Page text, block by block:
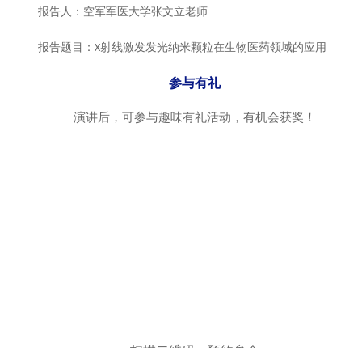
报告人：空军军医大学张文立老师
报告题目：X射线激发发光纳米颗粒在生物医药领域的应用
参与有礼
演讲后，可参与趣味有礼活动，有机会获奖！